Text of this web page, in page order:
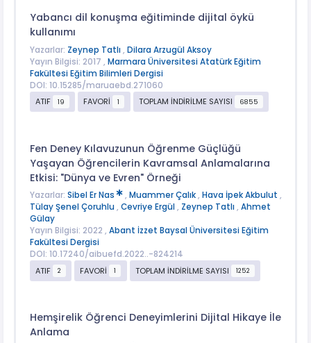
Yabancı dil konuşma eğitiminde dijital öykü
kullanımı
Yazarlar: Zeynep Tatlı , Dilara Arzugül Aksoy
Yayın Bilgisi: 2017 , Marmara Üniversitesi Atatürk Eğitim
Fakültesi Eğitim Bilimleri Dergisi
DOI: 10.15285/maruaebd.271060
ATIF
19 FAVORİ 1 TOPLAM İNDİRİLME SAYISI 6855
Fen Deney Kılavuzunun Öğrenme Güçlüğü
Yaşayan Öğrencilerin Kavramsal Anlamalarına
Etkisi: "Dünya ve Evren" Örneği
Yazarlar: Sibel Er Nas , Muammer Çalık, Hava İpek Akbulut ,
Tülay Şenel Çoruhlu , Cevriye Ergül , Zeynep Tatlı , Ahmet
Gülay
Yayın Bilgisi: 2022 , Abant İzzet Baysal Üniversitesi Eğitim
Fakültesi Dergisi
DOI: 10.17240/aibuefd.2022..-824214
ATIF
2 FAVORİ 1 TOPLAM İNDİRİLME SAYISI 1252
Hemşirelik Öğrenci Deneyimlerini Dijital Hikaye İle
Anlama